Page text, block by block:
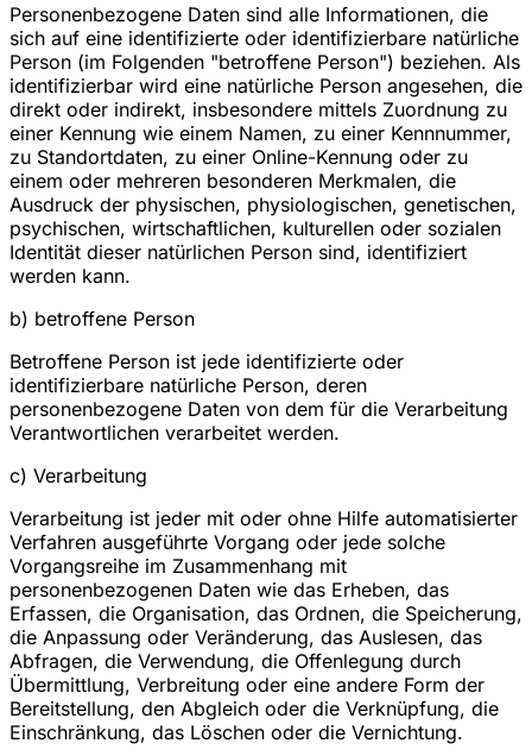
Personenbezogene Daten sind alle Informationen, die
sich auf eine identifizierte oder identifizierbare natürliche
Person (im Folgenden "betroffene Person") beziehen. Als
identifizierbar wird eine natürliche Person angesehen, die
direkt oder indirekt, insbesondere mittels Zuordnung zu
einer Kennung wie einem Namen, zu einer Kennnummer,
zu Standortdaten, zu einer Online-Kennung oder zu
einem oder mehreren besonderen Merkmalen, die
Ausdruck der physischen, physiologischen, genetischen,
psychischen, wirtschaftlichen, kulturellen oder sozialen
Identität dieser natürlichen Person sind, identifiziert
werden kann.
b) betroffene Person
Betroffene Person ist jede identifizierte oder
identifizierbare natürliche Person, deren
personenbezogene Daten von dem für die Verarbeitung
Verantwortlichen verarbeitet werden.
c) Verarbeitung
Verarbeitung ist jeder mit oder ohne Hilfe automatisierter
Verfahren ausgeführte Vorgang oder jede solche
Vorgangsreihe im Zusammenhang mit
personenbezogenen Daten wie das Erheben, das
Erfassen, die Organisation, das Ordnen, die Speicherung,
die Anpassung oder Veränderung, das Auslesen, das
Abfragen, die Verwendung, die Offenlegung durch
Übermittlung, Verbreitung oder eine andere Form der
Bereitstellung, den Abgleich oder die Verknüpfung, die
Einschränkung, das Löschen oder die Vernichtung.